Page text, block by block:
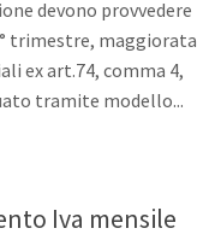
devono provvedere
trimestre, maggiorata
ex art.74, comma 4,
tramite modello...
Iva mensile